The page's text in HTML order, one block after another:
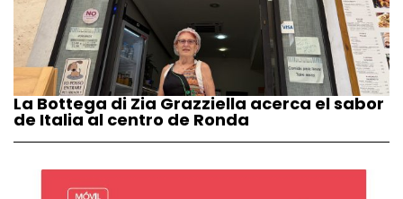
La Bottega di Zia Grazziella acerca el sabor
de Italia al centro de Ronda